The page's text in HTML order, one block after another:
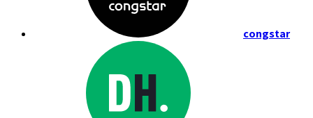
congstar